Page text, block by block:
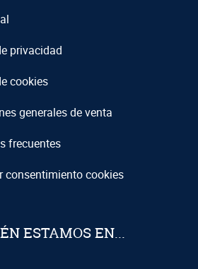
privacidad
cookies
generales de venta
frecuentes
consentimiento cookies
ESTAMOS EN...